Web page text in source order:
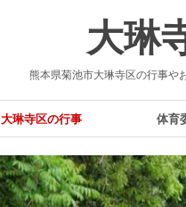
大琳
熊本県菊池市大琳寺区の行事や
大琳寺区の行事 体育